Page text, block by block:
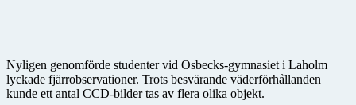
Nyligen genomförde studenter vid Osbecks-gymnasiet i Laholm
lyckade fjärrobservationer. Trots besvärande väderförhållanden
kunde ett antal CCD-bilder tas av flera olika objekt.